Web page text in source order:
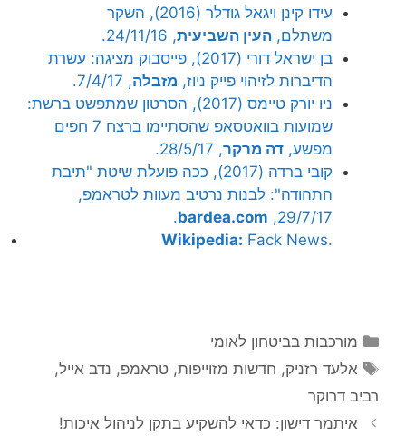
עידו קינן ויגאל גודלר (2016), השקר
משתלם, העין השביעית, 24/11/16.
בן ישראל דורי (2017), פייסבוק מציגה: עשרת
הדיברות לזיהוי פייק ניוז, מזבלה, 7/4/17.
ניו יורק טיימס (2017), הסרטון שמתפשט ברשת:
שמועות בוואטסאפ שהסתיימו ברצח 7 חפים
מפשע, דה מרקר, 28/5/17.
קובי ברדה (2017), ככה פועלת שיטת "תיבת
התהודה": לבנות נרטיב מעוות לטראמפ,
29/7/17,
bardea.com
.
Wikipedia: Fack News.
קטגוריות
מורכבות בביטחון לאומי
תגיות
אלעד רזניק, חדשות מזוייפות,טראמפ, נדב אייל,
רביב דרוקר
איתמר דישון: כדאי להשקיע בתקן לניהול איכות!